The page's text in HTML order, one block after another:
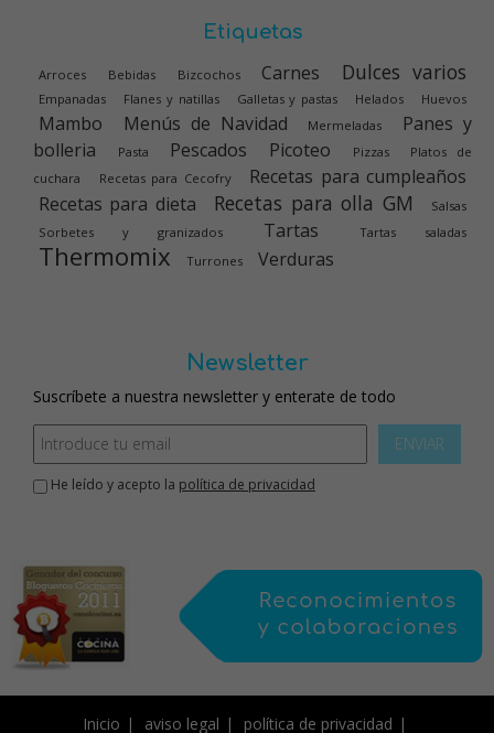
Etiquetas
Arroces Bebidas Bizcochos Carnes Dulces varios
Empanadas Flanes y natillas Galletas y pastas Helados Huevos
Mambo Menús de Navidad Mermeladas
Panes y
bolleria
Pasta Pescados Picoteo Pizzas
Platos de
cuchara
Recetas para Cecofry
Recetas para cumpleaños
Recetas para dieta
Recetas para olla GM
Salsas
Sorbetes y granizados
Tartas Tartas saladas
Thermomix Turrones Verduras
Newsletter
Suscríbete a nuestra newsletter y enterate de todo
ENVIAR
He leído y acepto la política de privacidad
Inicio aviso legal política de privacidad